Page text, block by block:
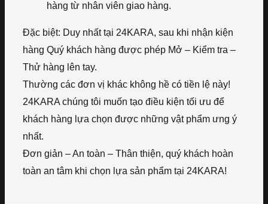
hàng từ nhân viên giao hàng.
Đặc biệt: Duy nhất tại 24KARA, sau khi nhận kiện
hàng Quý khách hàng được phép Mở – Kiểm tra –
Thử hàng lên tay.
Thường các đơn vị khác không hề có tiền lệ này!
24KARA chúng tôi muốn tạo điều kiện tối ưu để
khách hàng lựa chọn được những vật phẩm ưng ý
nhất.
Đơn giản – An toàn – Thân thiện, quý khách hoàn
toàn an tâm khi chọn lựa sản phẩm tại 24KARA!